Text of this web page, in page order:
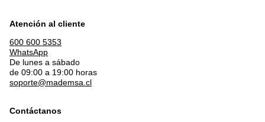
Atención al cliente
600 600 5353
WhatsApp
De lunes a sábado
de 09:00 a 19:00 horas
soporte@mademsa.cl
Contáctanos